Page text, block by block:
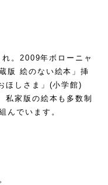
。2009年ボローニャ
版 絵のない絵本」挿
ほしさま」(小学館)
私家版の絵本も多数制
んでいます。